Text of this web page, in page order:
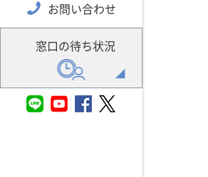
お問い合わせ
窓口の待ち状況